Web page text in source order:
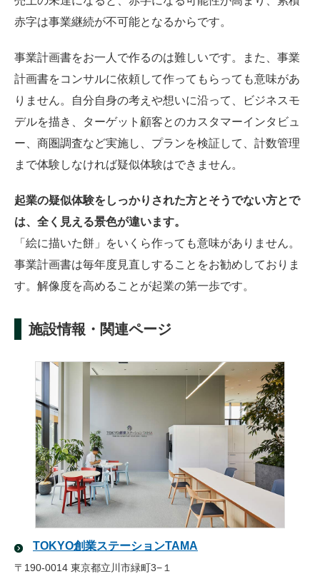
赤字は事業継続が不可能となるからです。
事業計画書をお一人で作るのは難しいです。また、事業
計画書をコンサルに依頼して作ってもらっても意味があ
りません。自分自身の考えや想いに沿って、ビジネスモ
デルを描き、ターゲット顧客とのカスタマーインタビュ
ー、商圏調査など実施し、プランを検証して、計数管理
まで体験しなければ疑似体験はできません。
起業の疑似体験をしっかりされた方とそうでない方とで
は、全く見える景色が違います。
「絵に描いた餅」をいくら作っても意味がありません。
事業計画書は毎年度見直しすることをお勧めしておりま
す。解像度を高めることが起業の第一歩です。
施設情報・関連ページ
TOKYO創業ステーションTAMA
〒190-0014 東京都立川市緑町3−１